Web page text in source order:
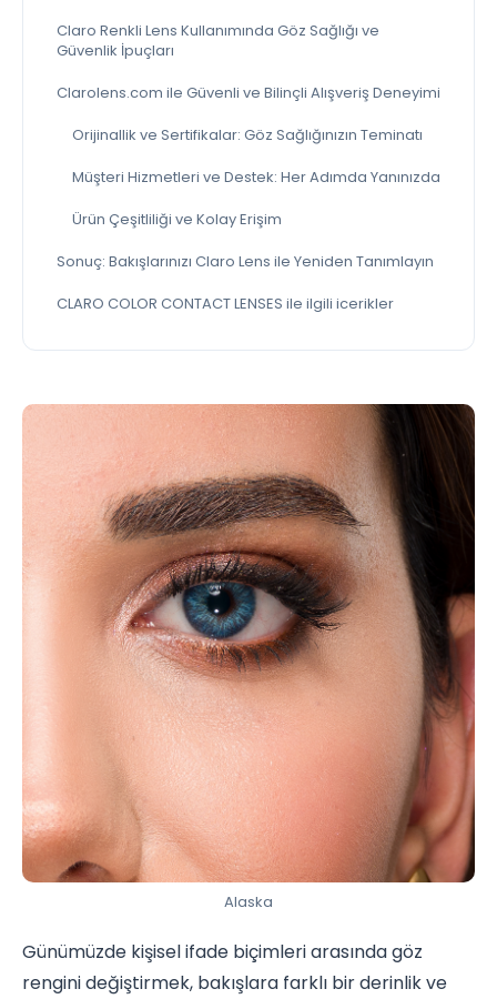
Claro Renkli Lens Kullanımında Göz Sağlığı ve
Güvenlik İpuçları
Clarolens.com ile Güvenli ve Bilinçli Alışveriş Deneyimi
Orijinallik ve Sertifikalar: Göz Sağlığınızın Teminatı
Müşteri Hizmetleri ve Destek: Her Adımda Yanınızda
Ürün Çeşitliliği ve Kolay Erişim
Sonuç: Bakışlarınızı Claro Lens ile Yeniden Tanımlayın
CLARO COLOR CONTACT LENSES ile ilgili icerikler
Alaska
Günümüzde kişisel ifade biçimleri arasında göz
rengini değiştirmek, bakışlara farklı bir derinlik ve